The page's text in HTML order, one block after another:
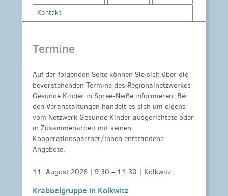
Kontakt
Termine
Auf der folgenden Seite können Sie sich über die
bevorstehenden Termine des Regionalnetzwerkes
Gesunde Kinder in Spree-Neiße informieren. Bei
den Veranstaltungen handelt es sich um eigens
vom Netzwerk Gesunde Kinder ausgerichtete oder
in Zusammenarbeit mit seinen
Kooperationspartner/innen entstandene
Angebote.
11. August 2026 | 9:30 – 11:30 | Kolkwitz
Krabbelgruppe in Kolkwitz